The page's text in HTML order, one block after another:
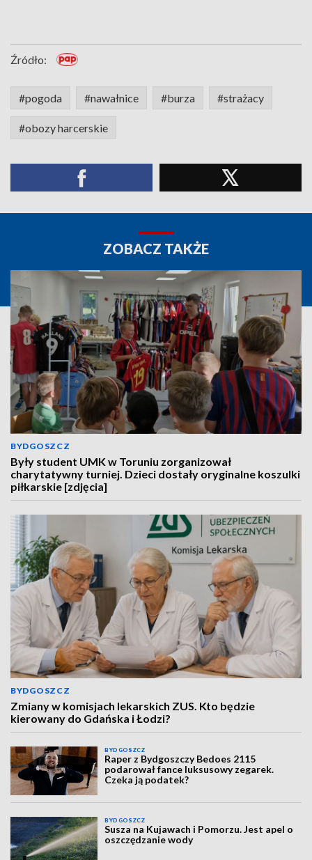
Źródło:
#pogoda #nawałnice #burza #strażacy
#obozy harcerskie
ZOBACZ TAKŻE
BYDGOSZCZ
Były student UMK w Toruniu zorganizował
charytatywny turniej. Dzieci dostały oryginalne koszulki
piłkarskie [zdjęcia]
BYDGOSZCZ
Zmiany w komisjach lekarskich ZUS. Kto będzie
kierowany do Gdańska i Łodzi?
BYDGOSZCZ
Raper z Bydgoszczy Bedoes 2115
podarował fance luksusowy zegarek.
Czeka ją podatek?
BYDGOSZCZ
Susza na Kujawach i Pomorzu. Jest apel o
oszczędzanie wody